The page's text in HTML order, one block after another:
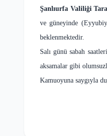
Şanlıurfa Valiliği
ve güneyinde
beklenmektedir.
Salı günü sabah
aksamalar gibi
Kamuoyuna saygıyla